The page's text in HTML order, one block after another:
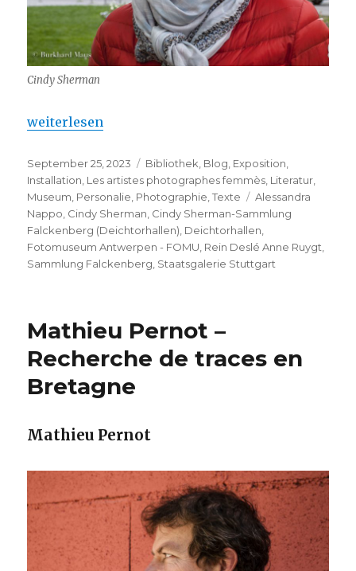
Cindy Sherman
„Cindy Sherman – Sammlung Falckenberg
weiterlesen
Veröffentlicht
am
September 25, 2023 Kategorien
Bibliothek, Blog, Exposition,
Installation, Les artistes photographes femmès, Literatur,
Museum, Personalie, Photographie,Texte Schlagwörter
Alessandra
Nappo, Cindy Sherman, Cindy Sherman-Sammlung
Falckenberg (Deichtorhallen), Deichtorhallen,
Fotomuseum Antwerpen - FOMU, Rein Deslé Anne Ruygt,
Sammlung Falckenberg, Staatsgalerie Stuttgart
Mathieu Pernot –
Recherche de traces en
Bretagne
Mathieu Pernot